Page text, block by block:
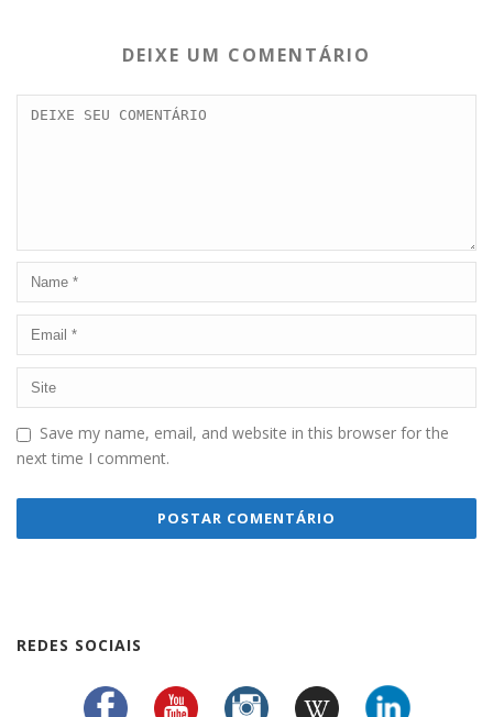
DEIXE UM COMENTÁRIO
Save my name, email, and website in this browser for the
next time I comment.
REDES SOCIAIS